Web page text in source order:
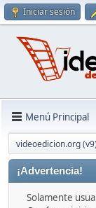
Iniciar sesión
Menú Principal
videoedicion.org (v9)
¡Advertencia!
Solamente